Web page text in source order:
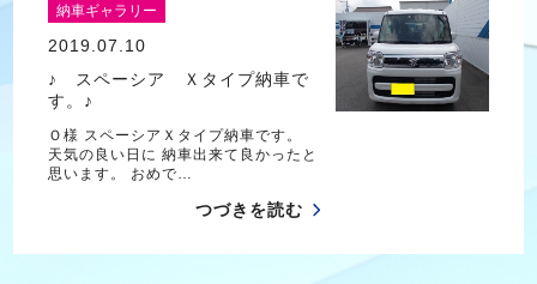
納車ギャラリー
2019.07.10
♪ スペーシア Ｘタイプ納車で
す。♪
Ｏ様 スペーシアＸタイプ納車です。
天気の良い日に 納車出来て良かったと
思います。 おめで…
つづきを読む